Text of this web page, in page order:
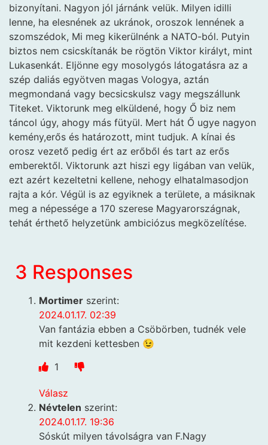
bizonyítani. Nagyon jól járnánk velük. Milyen idilli
lenne, ha elesnének az ukránok, oroszok lennének a
szomszédok, Mi meg kikerülnénk a NATO-ból. Putyin
biztos nem csicskítanák be rögtön Viktor királyt, mint
Lukasenkát. Eljönne egy mosolygós látogatásra az a
szép daliás egyötven magas Vologya, aztán
megmondaná vagy becsicskulsz vagy megszállunk
Titeket. Viktorunk meg elküldené, hogy Ő biz nem
táncol úgy, ahogy más fütyül. Mert hát Ő ugye nagyon
kemény,erős és határozott, mint tudjuk. A kínai és
orosz vezető pedig ért az erőből és tart az erős
emberektől. Viktorunk azt hiszi egy ligában van velük,
ezt azért kezeltetni kellene, nehogy elhatalmasodjon
rajta a kór. Végül is az egyiknek a területe, a másiknak
meg a népessége a 170 szerese Magyarországnak,
tehát érthető helyzetünk ambiciózus megközelítése.
3 Responses
Mortimer szerint:
2024.01.17. 02:39
Van fantázia ebben a Csöbörben, tudnék vele
mit kezdeni kettesben 😉
1
Válasz
Névtelen szerint:
2024.01.17. 19:36
Sóskút milyen távolságra van F.Nagy